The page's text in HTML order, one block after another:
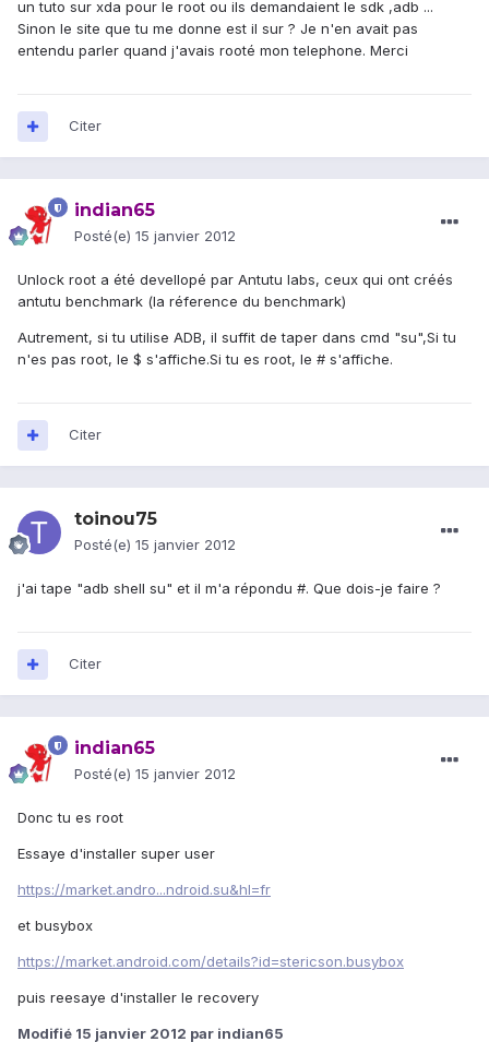
un tuto sur xda pour le root ou ils demandaient le sdk ,adb ...
Sinon le site que tu me donne est il sur ? Je n'en avait pas
entendu parler quand j'avais rooté mon telephone. Merci
Citer
indian65
Posté(e) 15 janvier 2012
Unlock root a été devellopé par Antutu labs, ceux qui ont créés
antutu benchmark (la réference du benchmark)
Autrement, si tu utilise ADB, il suffit de taper dans cmd "su",Si tu
n'es pas root, le $ s'affiche.Si tu es root, le # s'affiche.
Citer
toinou75
Posté(e) 15 janvier 2012
j'ai tape "adb shell su" et il m'a répondu #. Que dois-je faire ?
Citer
indian65
Posté(e) 15 janvier 2012
Donc tu es root
Essaye d'installer super user
https://market.andro...ndroid.su&hl=fr
et busybox
https://market.android.com/details?id=stericson.busybox
puis reesaye d'installer le recovery
Modifié 15 janvier 2012 par indian65